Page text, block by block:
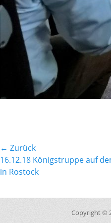
Beitragsnavigation
← Zurück
Vorhergehender
Beitrag:
16.12.18 Königstruppe auf
in Rostock
Copyright ©